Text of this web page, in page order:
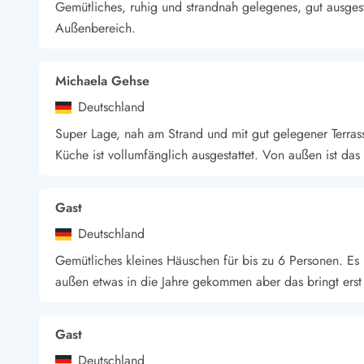
Gemütliches, ruhig und strandnah gelegenes, gut
Außenbereich.
Michaela Gehse
Deutschland
Super Lage, nah am Strand und mit gut gelegener
Küche ist vollumfänglich ausgestattet. Von außen ist
Gast
Deutschland
Gemütliches kleines Häuschen für bis zu 6 Personen.
außen etwas in die Jahre gekommen aber das bringt
Gast